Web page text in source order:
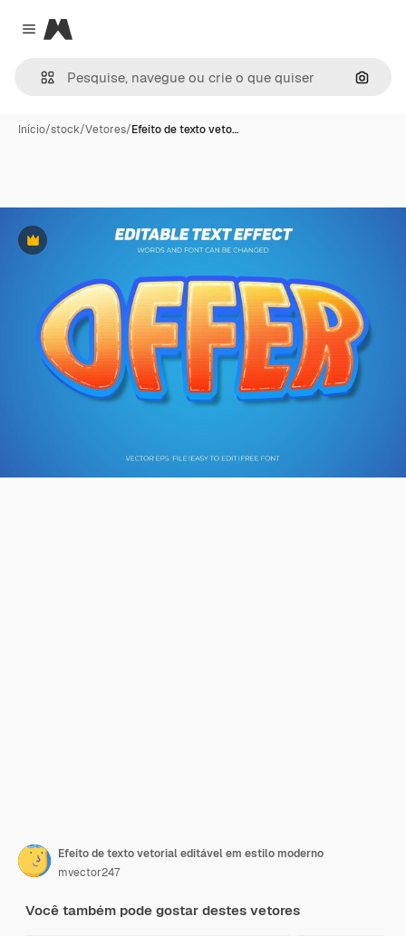
Close menu
Magnific
Início/stock/Vetores/Efeito de texto veto…
Premium
Efeito de texto vetorial editável em estilo moderno
mvector247
Você também pode gostar destes vetores